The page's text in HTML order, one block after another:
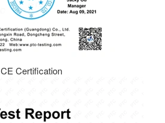
CE Certification